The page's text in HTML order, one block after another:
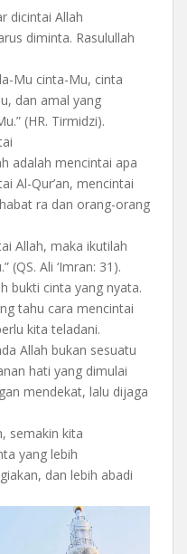
dicintai Allah
diminta. Rasulullah
Mu cinta-Mu, cinta
dan amal yang
(HR. Tirmidzi).
adalah mencintai apa
Al-Qur’an, mencintai
ra dan orang-orang
Allah, maka ikutilah
(QS. Ali ‘Imran: 31).
bukti cinta yang nyata.
tahu cara mencintai
kita teladani.
Allah bukan sesuatu
hati yang dimulai
mendekat, lalu dijaga
semakin kita
yang lebih
dan lebih abadi